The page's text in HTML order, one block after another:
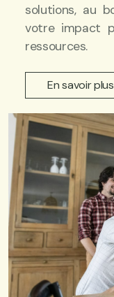
solutions, au
votre impact
ressources.
En savoir plus